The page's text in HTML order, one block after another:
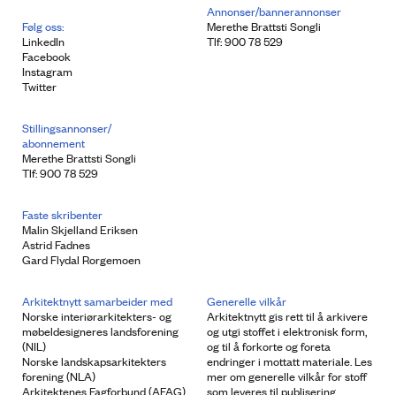
Følg oss:
LinkedIn
Facebook
Instagram
Twitter
Annonser/bannerannonser
Merethe Brattsti Songli
Tlf: 900 78 529
Stillingsannonser/
abonnement
Merethe Brattsti Songli
Tlf: 900 78 529
Faste skribenter
Malin Skjelland Eriksen
Astrid Fadnes
Gard Flydal Rorgemoen
Arkitektnytt samarbeider med
Norske interiørarkitekters- og
møbeldesigneres landsforening
(NIL)
Norske landskapsarkitekters
forening (NLA)
Arkitektenes Fagforbund (AFAG)
Generelle vilkår
Arkitektnytt gis rett til å arkivere
og utgi stoffet i elektronisk form,
og til å forkorte og foreta
endringer i mottatt materiale. Les
mer om generelle vilkår for stoff
som leveres til publisering.